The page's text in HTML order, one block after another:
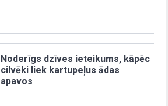
Noderīgs dzīves ieteikums, kāpēc
cilvēki liek kartupeļus ādas
apavos